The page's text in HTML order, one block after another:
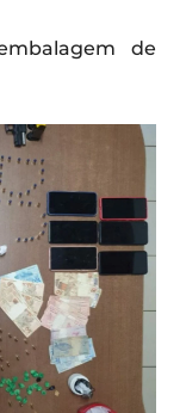
de